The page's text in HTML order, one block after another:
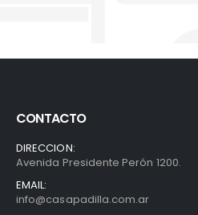
CONTACTO
DIRECCION:
Avenida Presidente Perón 1200.
EMAIL:
info@casapadilla.com.ar